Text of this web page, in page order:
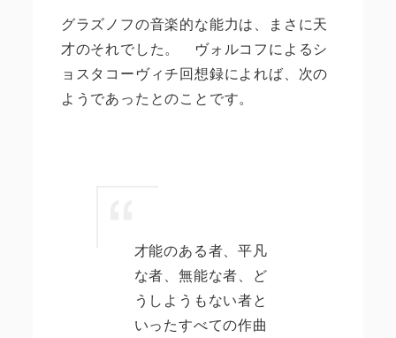
グラズノフの音楽的な能力は、まさに天
才のそれでした。 ヴォルコフによるシ
ョスタコーヴィチ回想録によれば、次の
ようであったとのことです。
才能のある者、平凡
な者、無能な者、ど
うしようもない者と
いったすべての作曲